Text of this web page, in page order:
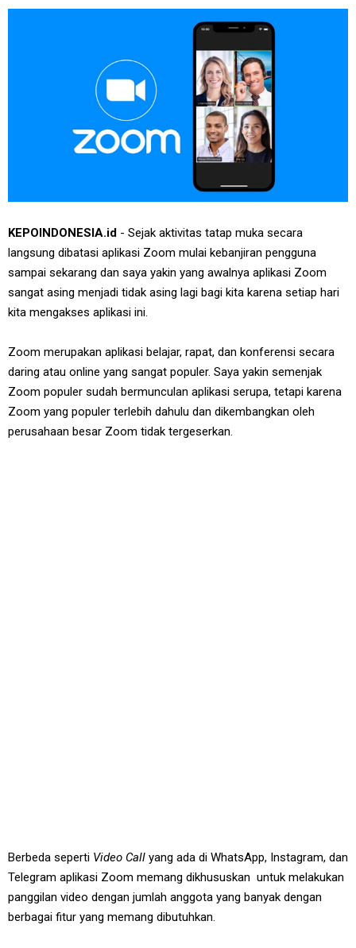
KEPOINDONESIA.id - Sejak aktivitas tatap muka secara
langsung dibatasi aplikasi Zoom mulai kebanjiran pengguna
sampai sekarang dan saya yakin yang awalnya aplikasi Zoom
sangat asing menjadi tidak asing lagi bagi kita karena setiap hari
kita mengakses aplikasi ini.
Zoom merupakan aplikasi belajar, rapat, dan konferensi secara
daring atau online yang sangat populer. Saya yakin semenjak
Zoom populer sudah bermunculan aplikasi serupa, tetapi karena
Zoom yang populer terlebih dahulu dan dikembangkan oleh
perusahaan besar Zoom tidak tergeserkan.
Berbeda seperti Video Call yang ada di WhatsApp, Instagram, dan
Telegram aplikasi Zoom memang dikhususkan untuk melakukan
panggilan video dengan jumlah anggota yang banyak dengan
berbagai fitur yang memang dibutuhkan.